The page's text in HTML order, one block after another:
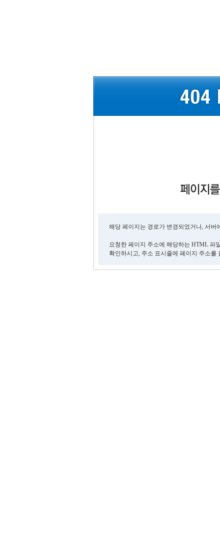
해당 페이지는 경로가 변경되었거나, 서
요청한 페이지 주소에 해당하는 HTML 파
확인하시고, 주소 표시줄에 페이지 주소